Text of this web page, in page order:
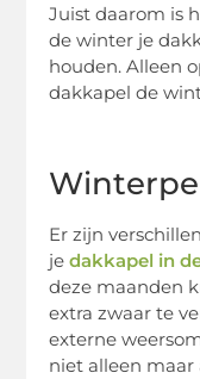
Juist daarom is
de winter je
houden. Alleen
dakkapel de
Er zijn
jedakkapel in
deze maanden
extra zwaar te
externe
niet alleen